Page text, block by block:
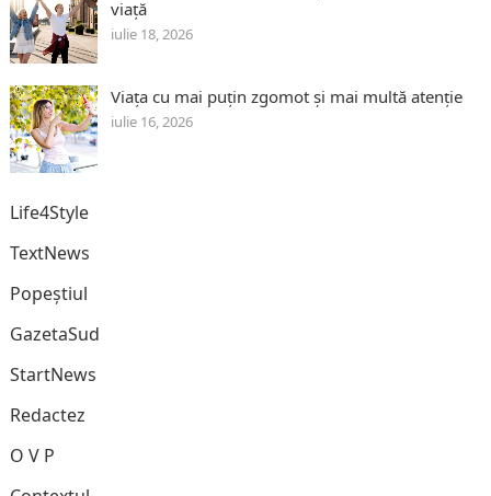
viață
iulie 18, 2026
Viața cu mai puțin zgomot și mai multă atenție
iulie 16, 2026
Life4Style
TextNews
Popeștiul
GazetaSud
StartNews
Redactez
O V P